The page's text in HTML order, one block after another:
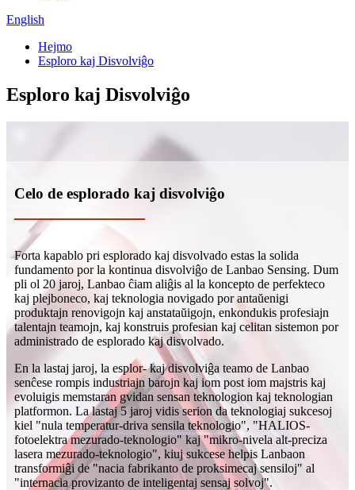
English
Hejmo
Esploro kaj Disvolviĝo
Esploro kaj Disvolviĝo
Celo de esplorado kaj disvolviĝo
Forta kapablo pri esplorado kaj disvolvado estas la solida
fundamento por la kontinua disvolviĝo de Lanbao Sensing. Dum
pli ol 20 jaroj, Lanbao ĉiam aliĝis al la koncepto de perfekteco
kaj plejboneco, kaj teknologia novigado por antaŭenigi
produktajn renovigojn kaj anstataŭigojn, enkondukis profesiajn
talentajn teamojn, kaj konstruis profesian kaj celitan sistemon por
administrado de esplorado kaj disvolvado.
En la lastaj jaroj, la esplor- kaj disvolviĝa teamo de Lanbao
senĉese rompis industriajn barojn kaj iom post iom majstris kaj
evoluigis memstaran gvidan sensan teknologion kaj teknologian
platformon. La lastaj 5 jaroj vidis serion da teknologiaj sukcesoj
kiel "nula temperatur-driva sensila teknologio", "HALIOS-
fotoelektra mezurado-teknologio" kaj "mikro-nivela alt-preciza
lasera mezurado-teknologio", kiuj sukcese helpis Lanbaon
transformiĝi de "nacia fabrikanto de proksimecaj sensiloj" al
"internacia provizanto de inteligentaj sensaj solvoj".